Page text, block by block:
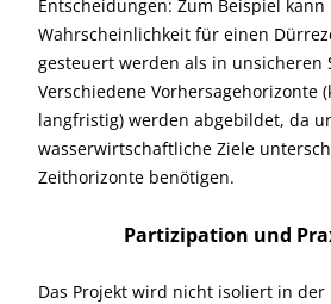
Entscheidungen: Zum Beispiel
Wahrscheinlichkeit für einen
gesteuert werden als in unsicheren
Verschiedene Vorhersagehorizonte
langfristig) werden abgebildet, da
wasserwirtschaftliche Ziele
Zeithorizonte benötigen.
Partizipation und
Das Projekt wird nicht isoliert in der